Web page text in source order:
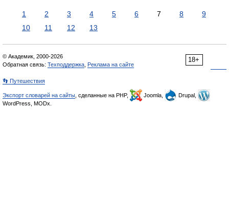
1 2 3 4 5 6 7 8
9
10
11 12 13
18+
© Академик, 2000-2026
Обратная связь: Техподдержка Реклама на сайте
👣 Путешествия
Экспорт словарей на сайты , сделанные на PHP, Joomla,
Drupal,
WordPress, MODx.